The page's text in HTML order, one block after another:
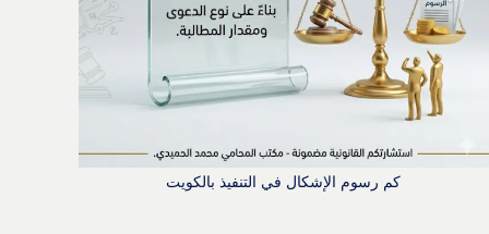
كم رسوم الإشكال في التنفيذ بالكويت